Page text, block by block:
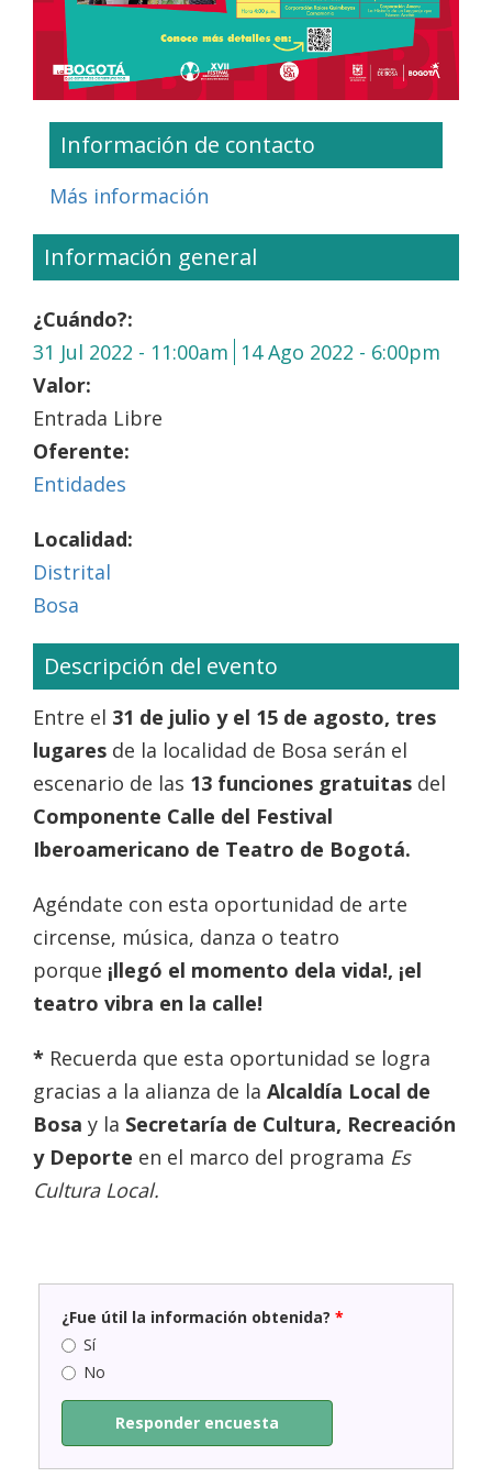
Información de contacto
Más información
Información general
¿Cuándo?:
31 Jul 2022 - 11:00am 14 Ago 2022 - 6:00pm
Valor:
Entrada Libre
Oferente:
Entidades
Localidad:
Distrital
Bosa
Descripción del evento
Entre el 31 de julio y el 15 de agosto, tres
lugares de la localidad de Bosa serán el
escenario de las 13 funciones gratuitas del
Componente Calle del Festival
Iberoamericano de Teatro de Bogotá.
Agéndate con esta oportunidad de arte
circense, música, danza o teatro
porque ¡llegó el momento dela vida!, ¡el
teatro vibra en la calle!
* Recuerda que esta oportunidad se logra
gracias a la alianza de la Alcaldía Local de
Bosa y la Secretaría de Cultura, Recreación
y Deporte en el marco del programa Es
Cultura Local.
¿Fue útil la información obtenida? *
Sí
No
Responder encuesta